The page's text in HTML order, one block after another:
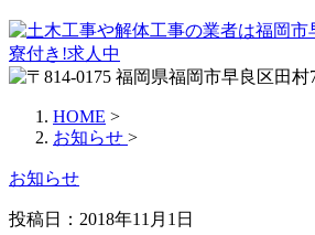
HOME >
お知らせ >
お知らせ
投稿日： 2018年11月1日